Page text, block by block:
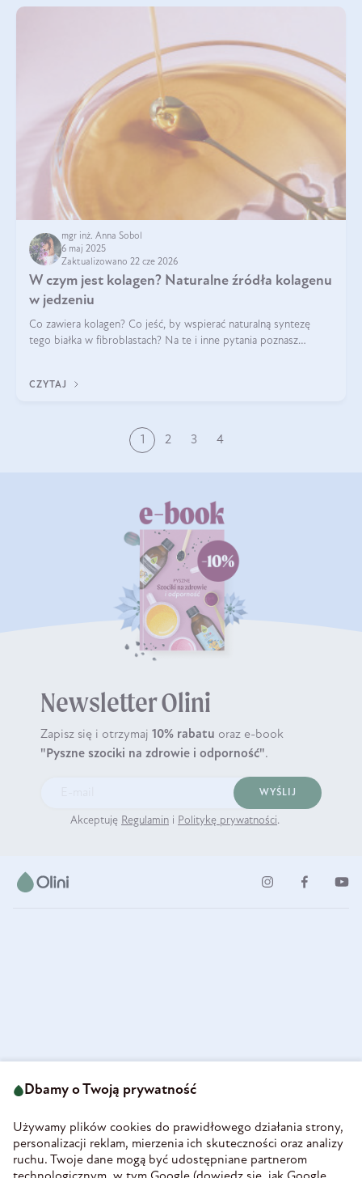
mgr inż. Anna Sobol
6 maj 2025
Zaktualizowano 22 cze 2026
W czym jest kolagen? Naturalne źródła kolagenu
w jedzeniu
Co zawiera kolagen? Co jeść, by wspierać naturalną syntezę
tego białka w fibroblastach? Na te i inne pytania poznasz
CZYTAJ
1 2 3 4
Newsletter Olini
Zapisz się i otrzymaj 10% rabatu oraz e-book
"Pyszne szociki na zdrowie i odporność".
WYŚLIJ
Akceptuję Regulamin i Politykę prywatności.
58-160 Świebodzice
REGON 890213034
INFORMACJE
Dbamy o Twoją prywatność
Używamy plików cookies do prawidłowego działania strony,
personalizacji reklam, mierzenia ich skuteczności oraz analizy
ruchu. Twoje dane mogą być udostępniane partnerom